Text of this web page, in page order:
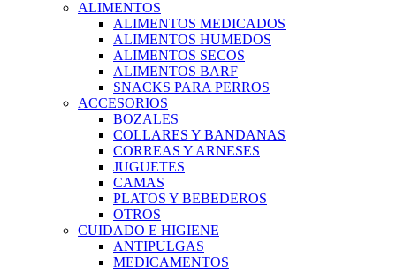
ALIMENTOS
ALIMENTOS MEDICADOS
ALIMENTOS HUMEDOS
ALIMENTOS SECOS
ALIMENTOS BARF
SNACKS PARA PERROS
ACCESORIOS
BOZALES
COLLARES Y BANDANAS
CORREAS Y ARNESES
JUGUETES
CAMAS
PLATOS Y BEBEDEROS
OTROS
CUIDADO E HIGIENE
ANTIPULGAS
MEDICAMENTOS